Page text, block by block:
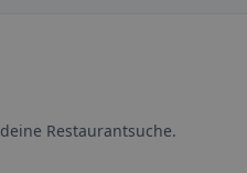
Restaurantsuche.